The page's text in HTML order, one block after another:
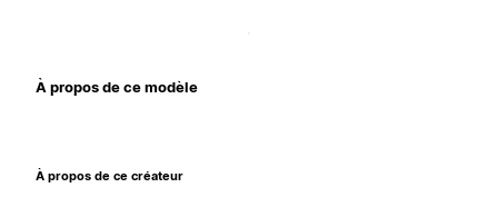
À propos de ce modèle
À propos de ce créateur